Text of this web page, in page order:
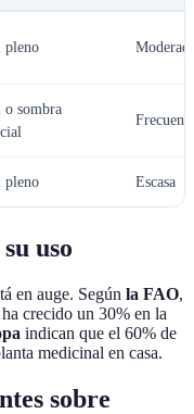
pleno
o sombra
Frecuente
pleno Escasa
uso
en auge. Según la FAO,
crecido un 30% en la
indican que el 60% de
medicinal en casa.
sobre